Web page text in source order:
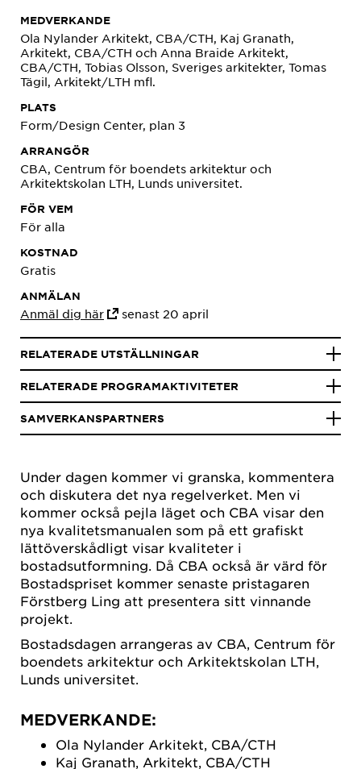
Under dagen kommer vi granska, kommentera
och diskutera det nya regelverket. Men vi
kommer också pejla läget och CBA visar den
nya kvalitetsmanualen som på ett grafiskt
lättöverskådligt visar kvaliteter i
bostadsutformning. Då CBA också är värd för
Bostadspriset kommer senaste pristagaren
Förstberg Ling att presentera sitt vinnande
projekt.
Bostadsdagen arrangeras av CBA, Centrum för
boendets arkitektur och Arkitektskolan LTH,
Lunds universitet.
MEDVERKANDE:
Ola Nylander Arkitekt, CBA/CTH
Kaj Granath, Arkitekt, CBA/CTH
MEDVERKANDE
Ola Nylander Arkitekt, CBA/CTH, Kaj Granath,
Arkitekt, CBA/CTH och Anna Braide Arkitekt,
CBA/CTH, Tobias Olsson, Sveriges arkitekter, Tomas
Tägil, Arkitekt/LTH mfl.
PLATS
Form/Design Center, plan 3
ARRANGÖR
CBA, Centrum för boendets arkitektur och
Arkitektskolan LTH, Lunds universitet.
FÖR VEM
För alla
KOSTNAD
Gratis
ANMÄLAN
Anmäl dig här senast 20 april
RELATERADE UTSTÄLLNINGAR
RELATERADE PROGRAMAKTIVITETER
SAMVERKANSPARTNERS